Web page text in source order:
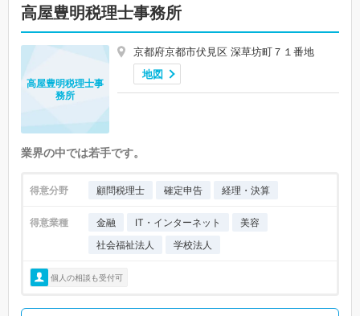
高屋豊明税理士事務所
京都府京都市伏見区 深草坊町７１番地
地図
高屋豊明税理士事
務所
業界の中では若手です。
得意分野 顧問税理士 確定申告 経理・決算
得意業種 金融 IT・インターネット
美容
社会福祉法人
学校法人
個人の相談も受付可